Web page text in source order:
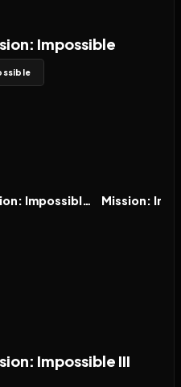
Impossible
Mission: Impossible 2 FILM
Impossible III